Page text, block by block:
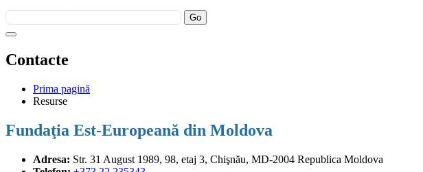
Contacte
Prima pagină
Resurse
Fundaţia Est-Europeană din Moldova
Adresa: Str. 31 August 1989, 98, etaj 3, Chişnău, MD-2004 Republica Moldova